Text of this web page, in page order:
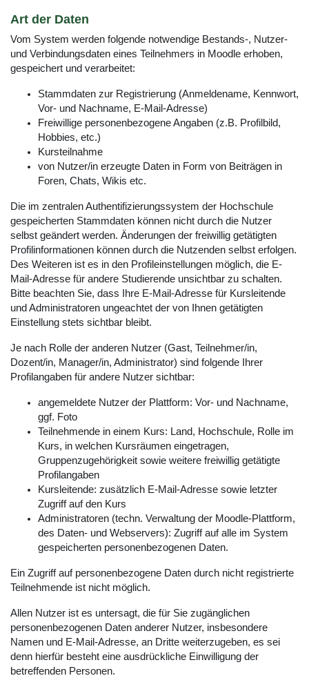
Art der Daten
Vom System werden folgende notwendige Bestands-, Nutzer-
und Verbindungsdaten eines Teilnehmers in Moodle erhoben,
gespeichert und verarbeitet:
Stammdaten zur Registrierung (Anmeldename, Kennwort,
Vor- und Nachname, E-Mail-Adresse)
Freiwillige personenbezogene Angaben (z.B. Profilbild,
Hobbies, etc.)
Kursteilnahme
von Nutzer/in erzeugte Daten in Form von Beiträgen in
Foren, Chats, Wikis etc.
Die im zentralen Authentifizierungssystem der Hochschule
gespeicherten Stammdaten können nicht durch die Nutzer
selbst geändert werden. Änderungen der freiwillig getätigten
Profilinformationen können durch die Nutzenden selbst erfolgen.
Des Weiteren ist es in den Profileinstellungen möglich, die E-
Mail-Adresse für andere Studierende unsichtbar zu schalten.
Bitte beachten Sie, dass Ihre E-Mail-Adresse für Kursleitende
und Administratoren ungeachtet der von Ihnen getätigten
Einstellung stets sichtbar bleibt.
Je nach Rolle der anderen Nutzer (Gast, Teilnehmer/in,
Dozent/in, Manager/in, Administrator) sind folgende Ihrer
Profilangaben für andere Nutzer sichtbar:
angemeldete Nutzer der Plattform: Vor- und Nachname,
ggf. Foto
Teilnehmende in einem Kurs: Land, Hochschule, Rolle im
Kurs, in welchen Kursräumen eingetragen,
Gruppenzugehörigkeit sowie weitere freiwillig getätigte
Profilangaben
Kursleitende: zusätzlich E-Mail-Adresse sowie letzter
Zugriff auf den Kurs
Administratoren (techn. Verwaltung der Moodle-Plattform,
des Daten- und Webservers): Zugriff auf alle im System
gespeicherten personenbezogenen Daten.
Ein Zugriff auf personenbezogene Daten durch nicht registrierte
Teilnehmende ist nicht möglich.
Allen Nutzer ist es untersagt, die für Sie zugänglichen
personenbezogenen Daten anderer Nutzer, insbesondere
Namen und E-Mail-Adresse, an Dritte weiterzugeben, es sei
denn hierfür besteht eine ausdrückliche Einwilligung der
betreffenden Personen.